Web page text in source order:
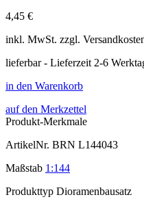
4,45 €
inkl. MwSt. zzgl.
lieferbar - Lieferzeit 2-6
in den Warenkorb
auf den Merkzettel
Produkt-Merkmale
ArtikelNr. BRN L144043
Maßstab 1:144
Produkttyp Dioramenbausatz